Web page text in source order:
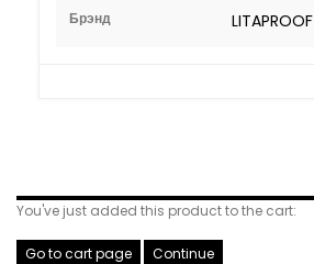
Брэнд LITAPROOF
You've just added this product to the cart:
Go to cart page Continue